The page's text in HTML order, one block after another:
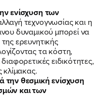
LN VB TIKTOK
ενίσχυση των
τεχνογνωσίας και η
δυναμικού μπορεί να
ερευνητικής
τα κόστη,
ειδικότητες,
κλίμακας.
θεσμική ενίσχυση
και των